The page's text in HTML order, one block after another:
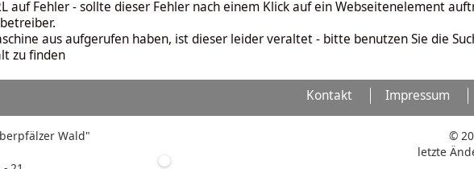
auf Fehler - sollte dieser Fehler nach einem Klick auf ein Webseitenelement
aus aufgerufen haben, ist dieser leider veraltet - bitte benutzen Sie die
zu finden
Kontakt Impressum
Wald"
©
letzte